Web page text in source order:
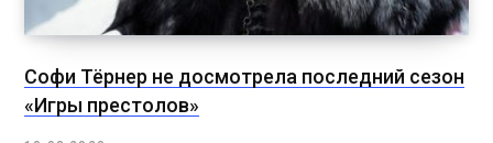
Софи Тёрнер не досмотрела последний сезон
«Игры престолов»